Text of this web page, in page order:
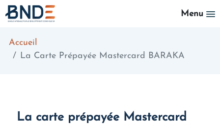
Aller au contenu principal
Menu
Accueil
La Carte Prépayée Mastercard BARAKA
La carte prépayée Mastercard